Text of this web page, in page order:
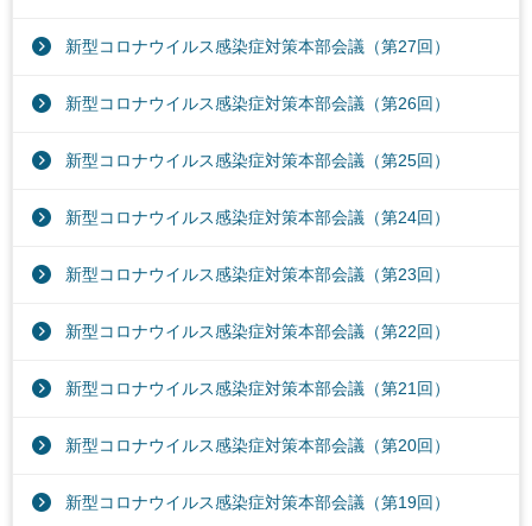
新型コロナウイルス感染症対策本部会議（第27回）
新型コロナウイルス感染症対策本部会議（第26回）
新型コロナウイルス感染症対策本部会議（第25回）
新型コロナウイルス感染症対策本部会議（第24回）
新型コロナウイルス感染症対策本部会議（第23回）
新型コロナウイルス感染症対策本部会議（第22回）
新型コロナウイルス感染症対策本部会議（第21回）
新型コロナウイルス感染症対策本部会議（第20回）
新型コロナウイルス感染症対策本部会議（第19回）